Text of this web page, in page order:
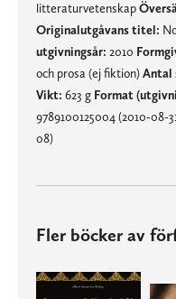
litteraturvetenskap
Originalutgåvans titel:
utgivningsår: 2010
och prosa (ej fiktion)Antal
Vikt: 623 g Format
9789100125004 (2010-08-
08)
Fler böcker av